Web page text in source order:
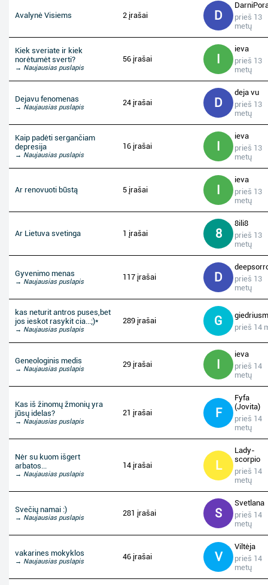
Avalynė Visiems 2 įrašai D
prieš 13
metų
Kiek sveriate ir kiek
norėtumėt sverti?
→ Naujausias puslapis
56 įrašai I
ieva
prieš 13
metų
Dejavu fenomenas
→ Naujausias puslapis
24 įrašai D
deja vu
prieš 13
metų
Kaip padėti sergančiam
depresija
→ Naujausias puslapis
16 įrašai I
ieva
prieš 13
metų
Ar renovuoti būstą 5 įrašai I
ieva
prieš 13
metų
Ar Lietuva svetinga 1 įrašai 8
8ili8
prieš 13
metų
Gyvenimo menas
→ Naujausias puslapis
117 įrašai D
prieš 13
metų
kas neturit antros puses,bet
jos ieskot rasykit cia...;)*
→ Naujausias puslapis
289 įrašai G
prieš 14
Geneologinis medis
→ Naujausias puslapis
29 įrašai I
ieva
prieš 14
metų
Kas iš žinomų žmonių yra
jūsų idelas?
→ Naujausias puslapis
21 įrašai F
Fyfa
(Jovita)
prieš 14
metų
Nėr su kuom išgert
arbatos...
→ Naujausias puslapis
14 įrašai L
Lady-
scorpio
prieš 14
metų
Svečių namai :)
→ Naujausias puslapis
281 įrašai S
Svetlana
prieš 14
metų
vakarines mokyklos
→ Naujausias puslapis
46 įrašai V
Viltėja
prieš 14
metų